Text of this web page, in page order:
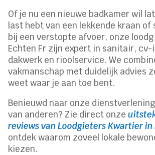
Of je nu een nieuwe badkamer wil
last hebt van een lekkende kraan of
bij een verstopte afvoer, onze
Echten Fr zijn expert in sanitair,
dakwerk en rioolservice. We
vakmanschap met duidelijk advies
weet waar je aan toe bent.
Benieuwd naar onze
van anderen? Zie direct onze
reviews van Loodgieters Kwartier in
ontdek waarom zoveel lokale
kiezen.